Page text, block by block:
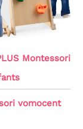
Montessori
vomocent